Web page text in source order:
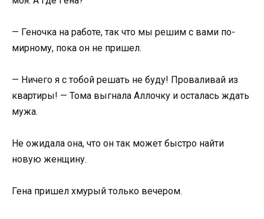
— Геночка на работе, так что мы решим с вами по-
мирному, пока он не пришел.
— Ничего я с тобой решать не буду! Проваливай из
квартиры! — Тома выгнала Аллочку и осталась ждать
мужа.
Не ожидала она, что он так может быстро найти
новую женщину.
Гена пришел хмурый только вечером.